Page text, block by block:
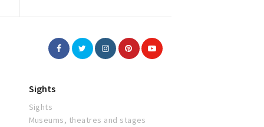
Sights
Sights
Museums, theatres and stages